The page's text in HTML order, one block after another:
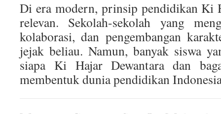
Di era modern, prinsip pendidikan Ki
relevan. Sekolah-sekolah yang
kolaborasi, dan pengembangan
jejak beliau. Namun, banyak siswa
siapa Ki Hajar Dewantara dan
membentuk dunia pendidikan